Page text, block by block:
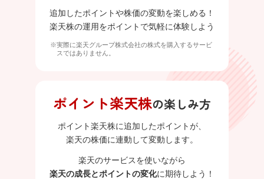
追加したポイントや株価の変動を楽しめる！
楽天株の運用をポイントで気軽に体験しよう
※実際に楽天グループ株式会社の株式を購入するサービ
スではありません。
ポイント楽天株の楽しみ方
ポイント楽天株に追加したポイントが、
楽天の株価に連動して変動します。
楽天のサービスを使いながら
楽天の成長とポイントの変化に期待しよう！